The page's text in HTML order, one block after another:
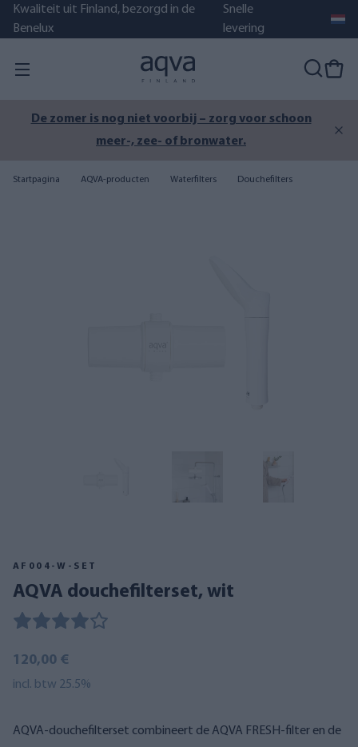
Kwaliteit uit Finland, bezorgd in de
Benelux
Snelle
levering
De zomer is nog niet voorbij – zorg voor schoon
meer-, zee- of bronwater.
Startpagina AQVA-producten Waterfilters Douchefilters
AF004-W-SET
AQVA douchefilterset, wit
120,00 €
incl. btw 25.5%
AQVA-douchefilterset combineert de AQVA FRESH-filter en de